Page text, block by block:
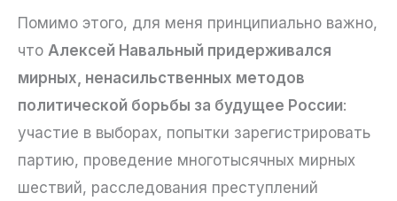
Помимо этого, для меня принципиально важно,
что Алексей Навальный придерживался
мирных, ненасильственных методов
политической борьбы за будущее России:
участие в выборах, попытки зарегистрировать
партию, проведение многотысячных мирных
шествий, расследования преступлений